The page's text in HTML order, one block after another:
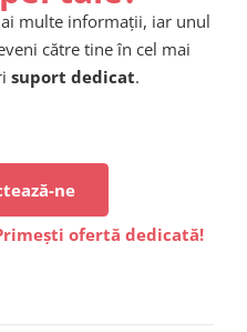
multe informații, iar unul
către tine în cel mai
suport dedicat.
ne
ofertă dedicată!